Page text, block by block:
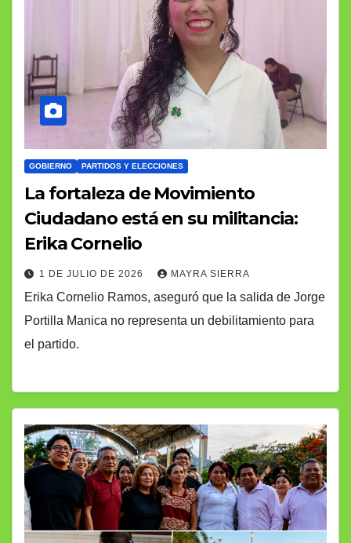
GOBIERNO PARTIDOS Y ELECCIONES
La fortaleza de Movimiento
Ciudadano está en su militancia:
Erika Cornelio
1 DE JULIO DE 2026 MAYRA SIERRA
Erika Cornelio Ramos, aseguró que la salida de Jorge
Portilla Manica no representa un debilitamiento para
el partido.